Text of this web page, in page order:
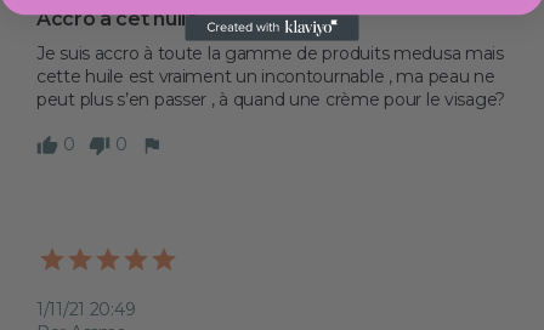
Accro à cet huile
Je suis accro à toute la gamme de produits medusa mais
cette huile est vraiment un incontournable , ma peau ne
0 0
1/11/21 20:49